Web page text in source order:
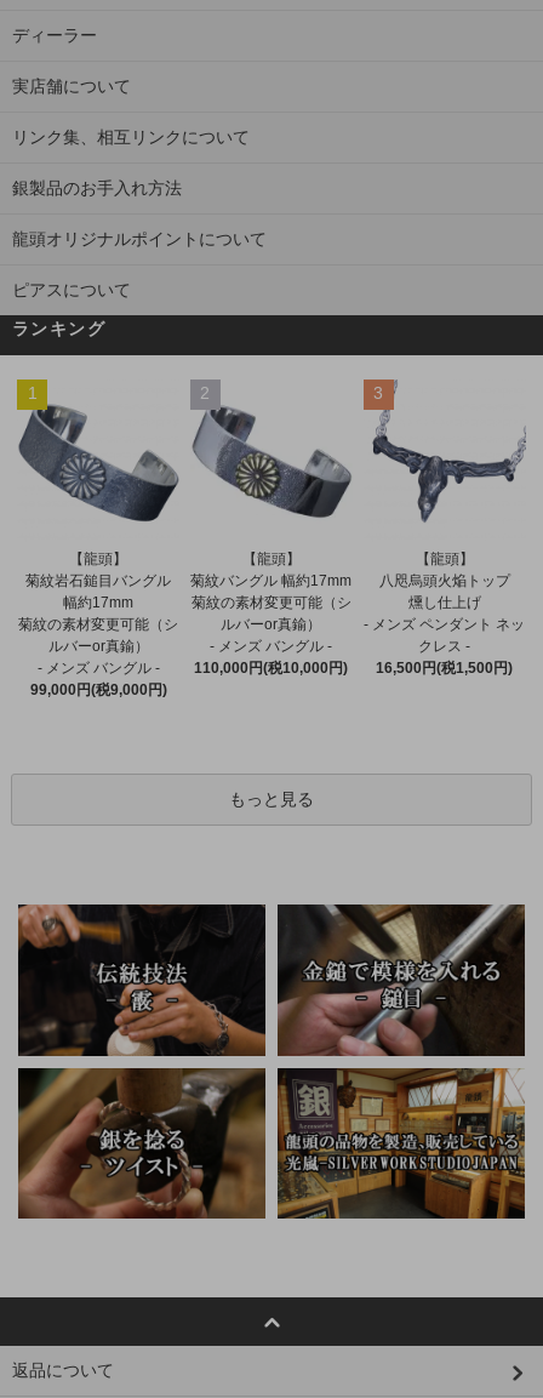
ディーラー
実店舗について
リンク集、相互リンクについて
銀製品のお手入れ方法
龍頭オリジナルポイントについて
ピアスについて
ランキング
1
【龍頭】
菊紋岩石鎚目バングル
幅約17mm
菊紋の素材変更可能（シ
ルバーor真鍮）
- メンズ バングル -
99,000円(税9,000円)
2
【龍頭】
菊紋バングル 幅約17mm
菊紋の素材変更可能（シ
ルバーor真鍮）
- メンズ バングル -
110,000円(税10,000円)
3
【龍頭】
八咫烏頭火焔トップ
燻し仕上げ
- メンズ ペンダント ネッ
クレス -
16,500円(税1,500円)
もっと見る
返品について